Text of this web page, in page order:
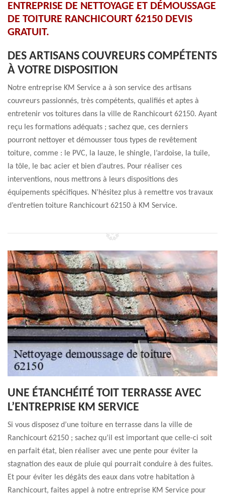
ENTREPRISE DE NETTOYAGE ET DÉMOUSSAGE
DE TOITURE RANCHICOURT 62150 DEVIS
GRATUIT.
DES ARTISANS COUVREURS COMPÉTENTS
À VOTRE DISPOSITION
Notre entreprise KM Service a à son service des artisans
couvreurs passionnés, très compétents, qualifiés et aptes à
entretenir vos toitures dans la ville de Ranchicourt 62150. Ayant
reçu les formations adéquats ; sachez que, ces derniers
pourront nettoyer et démousser tous types de revêtement
toiture, comme : le PVC, la lauze, le shingle, l’ardoise, la tuile,
la tôle, le bac acier et bien d’autres. Pour réaliser ces
interventions, nous mettrons à leurs dispositions des
équipements spécifiques. N’hésitez plus à remettre vos travaux
d’entretien toiture Ranchicourt 62150 à KM Service.
UNE ÉTANCHÉITÉ TOIT TERRASSE AVEC
L’ENTREPRISE KM SERVICE
Si vous disposez d’une toiture en terrasse dans la ville de
Ranchicourt 62150 ; sachez qu’il est important que celle-ci soit
en parfait état, bien réaliser avec une pente pour éviter la
stagnation des eaux de pluie qui pourrait conduire à des fuites.
Et pour éviter les dégâts des eaux dans votre habitation à
Ranchicourt, faites appel à notre entreprise KM Service pour